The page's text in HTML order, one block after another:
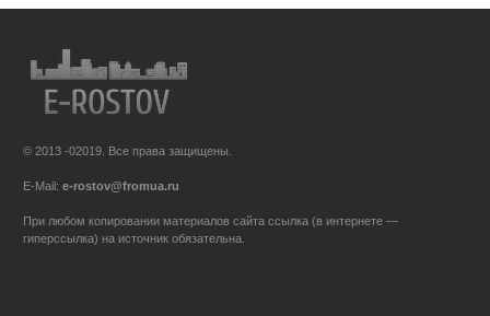
© 2013 -02019. Все права защищены.
E-Mail: e-rostov@fromua.ru
При любом копировании материалов сайта ссылка (в интернете —
гиперссылка) на источник обязательна.